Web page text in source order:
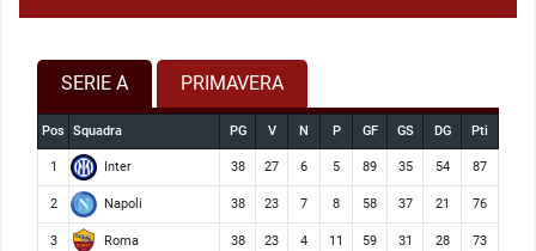
SERIE A PRIMAVERA
Pos Squadra PG V N P GF GS DG Pti
1 Inter 38 27 6 5 89 35 54 87
2 Napoli 38 23 7 8 58 37 21 76
3 Roma 38 23 4 11 59 31 28 73